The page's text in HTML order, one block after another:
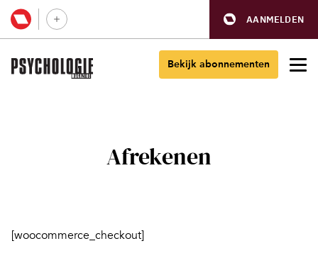
AANMELDEN
Bekijk abonnementen
Afrekenen
[woocommerce_checkout]